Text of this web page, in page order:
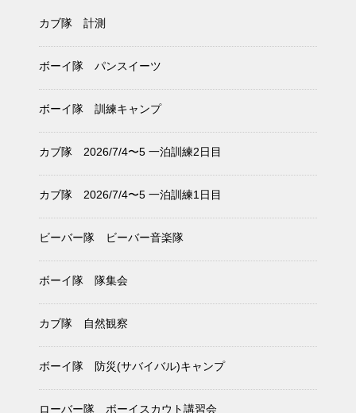
カブ隊 計測
ボーイ隊 パンスイーツ
ボーイ隊 訓練キャンプ
カブ隊 2026/7/4〜5 一泊訓練2日目
カブ隊 2026/7/4〜5 一泊訓練1日目
ビーバー隊 ビーバー音楽隊
ボーイ隊 隊集会
カブ隊 自然観察
ボーイ隊 防災(サバイバル)キャンプ
ローバー隊 ボーイスカウト講習会